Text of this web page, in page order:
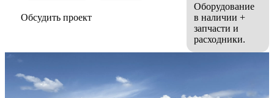
Обсудить проект
Оборудование
в наличии +
запчасти и
расходники.